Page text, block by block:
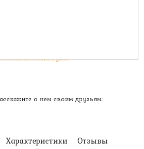
когда будет
о нем своим друзьям:
Характеристики Отзывы